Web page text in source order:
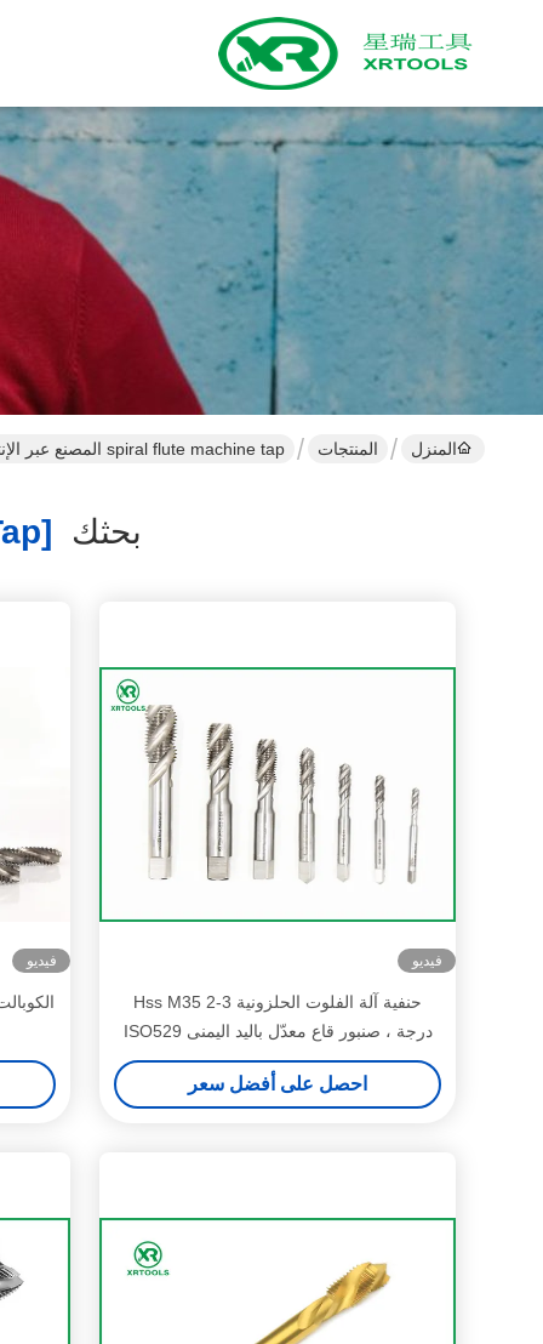
المنزل المنتجات spiral flute machine tap المصنع عبر الإنترنت
بحثك [spiral Flute Machine Tap ]
فيديو
حنفية آلة الفلوت الحلزونية Hss M35 2-3
درجة ، صنبور قاع معدّل باليد اليمنى ISO529
قياسي
احصل على أفضل سعر
فيديو